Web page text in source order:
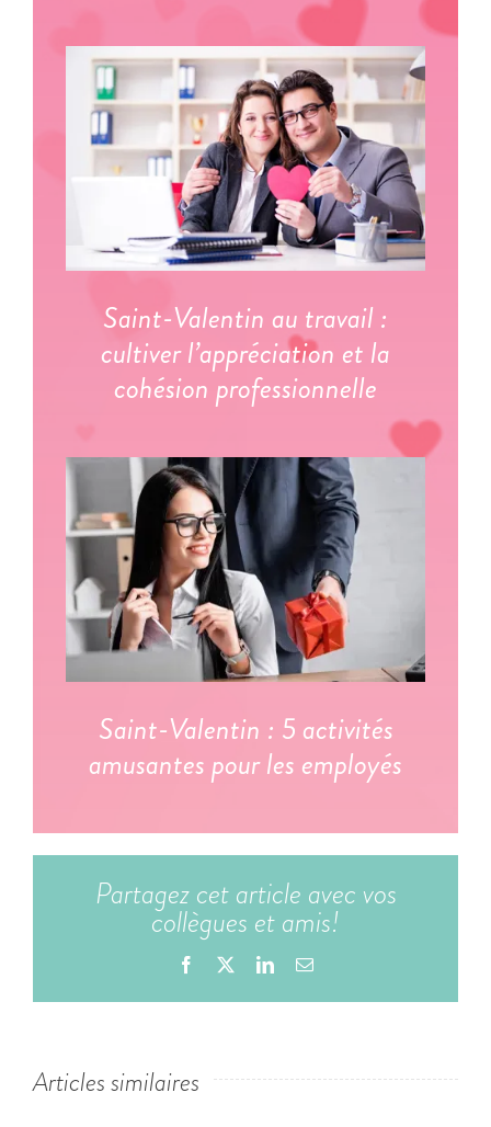
Saint-Valentin au travail :
cultiver l’appréciation et la
cohésion professionnelle
Saint-Valentin : 5 activités
amusantes pour les employés
Partagez cet article avec vos
collègues et amis!
Facebook LinkedInEmail
Articles similaires